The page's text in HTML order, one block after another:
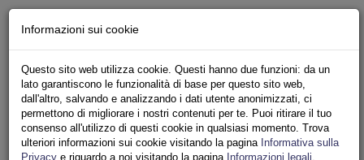
Iscriviti Online
Ricerca
Area Stampa
Privacy
VV.F.
Informazioni sui cookie
Questo sito web utilizza cookie. Questi hanno due funzioni: da un
lato garantiscono le funzionalità di base per questo sito web,
dall'altro, salvando e analizzando i dati utente anonimizzati, ci
permettono di migliorare i nostri contenuti per te. Puoi ritirare il tuo
consenso all'utilizzo di questi cookie in qualsiasi momento. Trova
ulteriori informazioni sui cookie visitando la pagina Informativa sulla
Privacy e riguardo a noi visitando la pagina Informazioni legali.